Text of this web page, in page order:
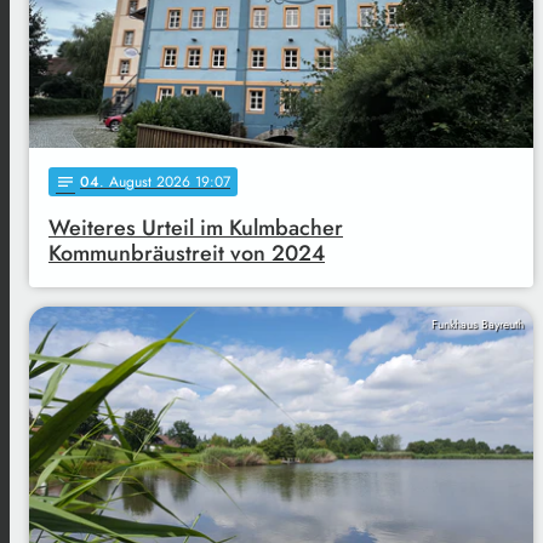
notes 04. August 2026 19:07
Weiteres Urteil im Kulmbacher
Kommunbräustreit von 2024
Funkhaus Bayreuth